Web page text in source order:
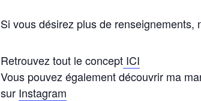
Si vous désirez plus de renseignements,
Retrouvez tout le concept ICI
Vous pouvez également découvrir ma
sur Instagram